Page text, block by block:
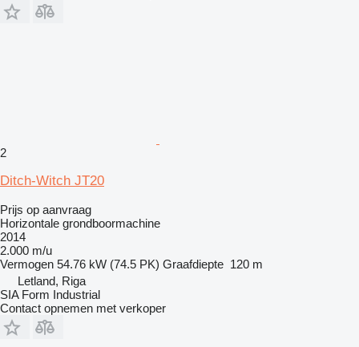
2
Ditch-Witch JT20
Prijs op aanvraag
Horizontale grondboormachine
2014
2.000 m/u
Vermogen 54.76 kW (74.5 PK) Graafdiepte 120 m
Letland, Riga
SIA Form Industrial
Contact opnemen met verkoper